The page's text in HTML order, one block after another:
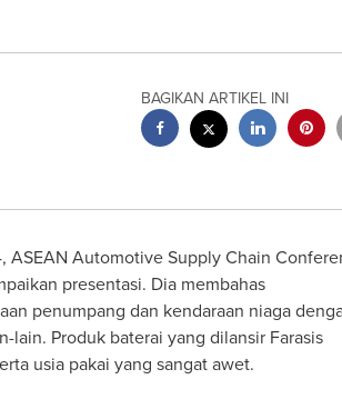
BAGIKAN ARTIKEL INI
ASEAN Automotive Supply Chain
presentasi. Dia membahas
penumpang dan kendaraan niaga
lain. Produk baterai yang dilansir Farasis
usia pakai yang sangat awet.